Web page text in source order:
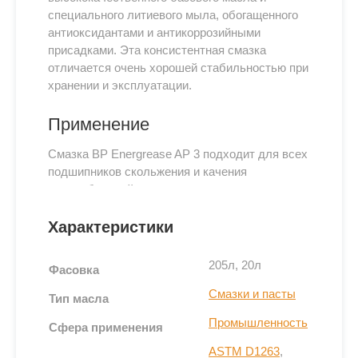
специального литиевого мыла, обогащенного
антиоксидантами и антикоррозийными
присадками. Эта консистентная смазка
отличается очень хорошей стабильностью при
хранении и эксплуатации.
Применение
Смазка BP Energrease AP 3 подходит для всех
подшипников скольжения и качения
автомобильной техники: легковые и грузовые
и т.д., а также точки смазки, в которых
высоким давлениям и ударным нагрузкам.
сохраняет эффективную смазочную пленку
между контактирующими поверхностями в
течение длительного времени при рабочей
Характеристики
Фасовка 205л, 20л
Тип масла Смазки и пасты
Сфера применения Промышленность
ASTM D1263,